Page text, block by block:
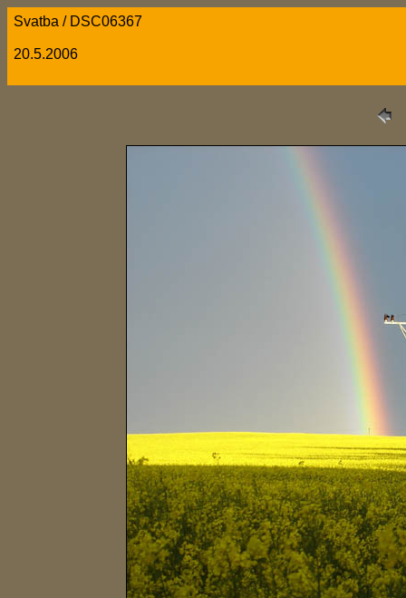
Svatba / DSC06367
20.5.2006